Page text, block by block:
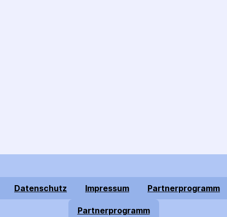
Datenschutz Impressum Partnerprogramm
Partnerprogramm